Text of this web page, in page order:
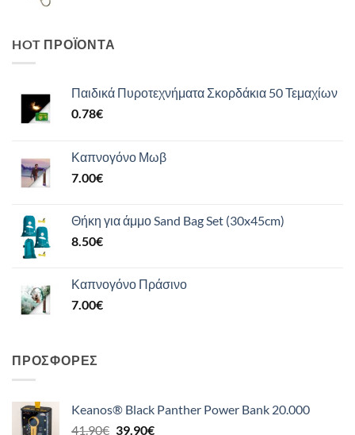
HOT ΠΡΟΪΌΝΤΑ
Παιδικά Πυροτεχνήματα Σκορδάκια 50 Τεμαχίων
0.78€
Καπνογόνο Μωβ
7.00€
Θήκη για άμμο Sand Bag Set (30x45cm)
8.50€
Καπνογόνο Πράσινο
7.00€
ΠΡΟΣΦΟΡΈΣ
Keanos® Black Panther Power Bank 20.000
41.90€ Original
39.90€Η